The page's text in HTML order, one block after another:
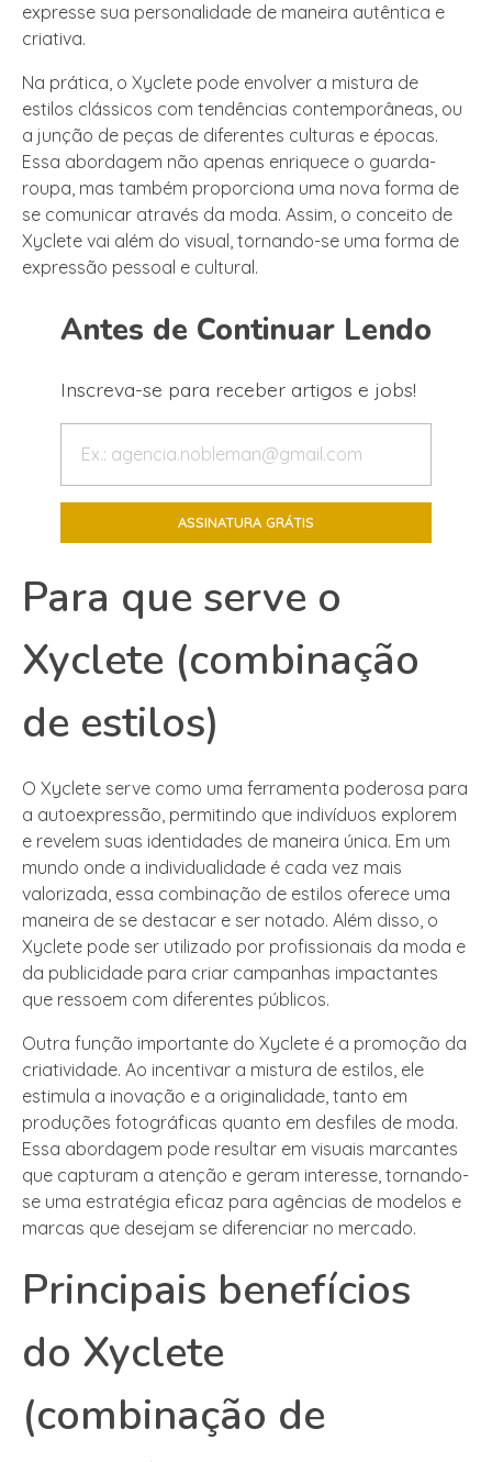
expresse sua personalidade de maneira autêntica e
criativa.
Na prática, o Xyclete pode envolver a mistura de
estilos clássicos com tendências contemporâneas, ou
a junção de peças de diferentes culturas e épocas.
Essa abordagem não apenas enriquece o guarda-
roupa, mas também proporciona uma nova forma de
se comunicar através da moda. Assim, o conceito de
Xyclete vai além do visual, tornando-se uma forma de
expressão pessoal e cultural.
Antes de Continuar Lendo
Inscreva-se para receber artigos e jobs!
Para que serve o
Xyclete (combinação
de estilos)
O Xyclete serve como uma ferramenta poderosa para
a autoexpressão, permitindo que indivíduos explorem
e revelem suas identidades de maneira única. Em um
mundo onde a individualidade é cada vez mais
valorizada, essa combinação de estilos oferece uma
maneira de se destacar e ser notado. Além disso, o
Xyclete pode ser utilizado por profissionais da moda e
da publicidade para criar campanhas impactantes
que ressoem com diferentes públicos.
Outra função importante do Xyclete é a promoção da
criatividade. Ao incentivar a mistura de estilos, ele
estimula a inovação e a originalidade, tanto em
produções fotográficas quanto em desfiles de moda.
Essa abordagem pode resultar em visuais marcantes
que capturam a atenção e geram interesse, tornando-
se uma estratégia eficaz para agências de modelos e
marcas que desejam se diferenciar no mercado.
Principais benefícios
do Xyclete
(combinação de